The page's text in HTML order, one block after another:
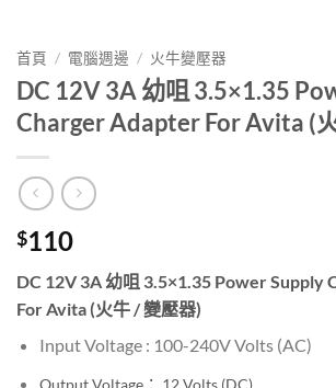
首頁 / 電腦週邊 / 火牛變壓器
DC 12V 3A 幼咀 3.5×1.35
Charger Adapter For Avita (
$110
DC 12V 3A 幼咀 3.5×1.35 Power Supply
For Avita (火牛 / 變壓器)
Input Voltage : 100-240VVolts (AC)
Output Voltage： 12Volts (DC)